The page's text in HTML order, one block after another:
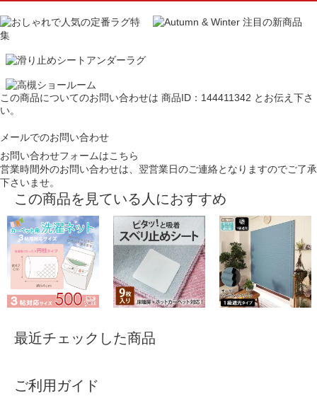
この商品についてのお問い合わせは 商品ID：144411342 とお伝え下さ
い。
メールでのお問い合わせ
お問い合わせフォームはこちら
営業時間外のお問い合わせは、翌営業日のご連絡となりますのでご了承
下さいませ。
この商品を見ている人におすすめ
最近チェックした商品
ご利用ガイド